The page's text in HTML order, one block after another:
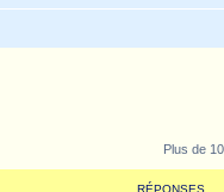
Plus de
RÉPONSES